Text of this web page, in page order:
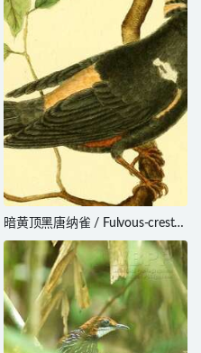
暗黄顶黑唐纳雀 / Fulvous-crested
Tanager / Tachyphonus surinamus